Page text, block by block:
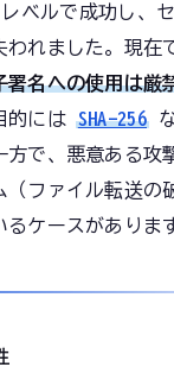
ベルで成功し、
われました。現
署名への使用は厳
的にはSHA-256な
方で、悪意ある攻
（ファイル転送の
ケースがありま